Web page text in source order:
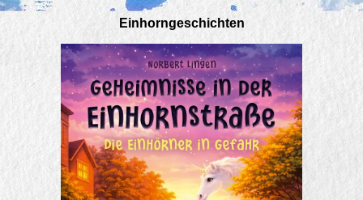
Einhorngeschichten